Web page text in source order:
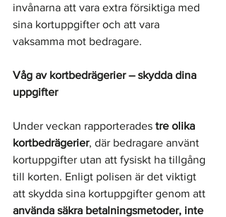
invånarna att vara extra försiktiga med
sina kortuppgifter och att vara
vaksamma mot bedragare.
Våg av kortbedrägerier – skydda dina
uppgifter
Under veckan rapporterades tre olika
kortbedrägerier, där bedragare använt
kortuppgifter utan att fysiskt ha tillgång
till korten. Enligt polisen är det viktigt
att skydda sina kortuppgifter genom att
använda säkra betalningsmetoder, inte